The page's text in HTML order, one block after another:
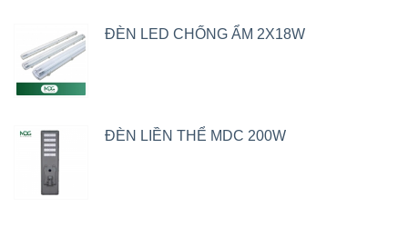
ĐÈN LED CHỐNG ẨM 2X18W
ĐÈN LIỀN THỂ MDC 200W